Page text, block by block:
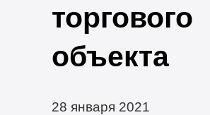
торгового
объекта
28 января 2021